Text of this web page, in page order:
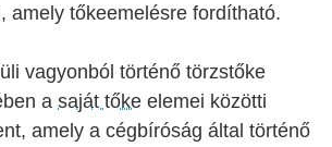
amely tőkeemelésre fordítható.
vagyonból történő törzstőke
a saját tőke elemei közötti
amely a cégbíróság által történő